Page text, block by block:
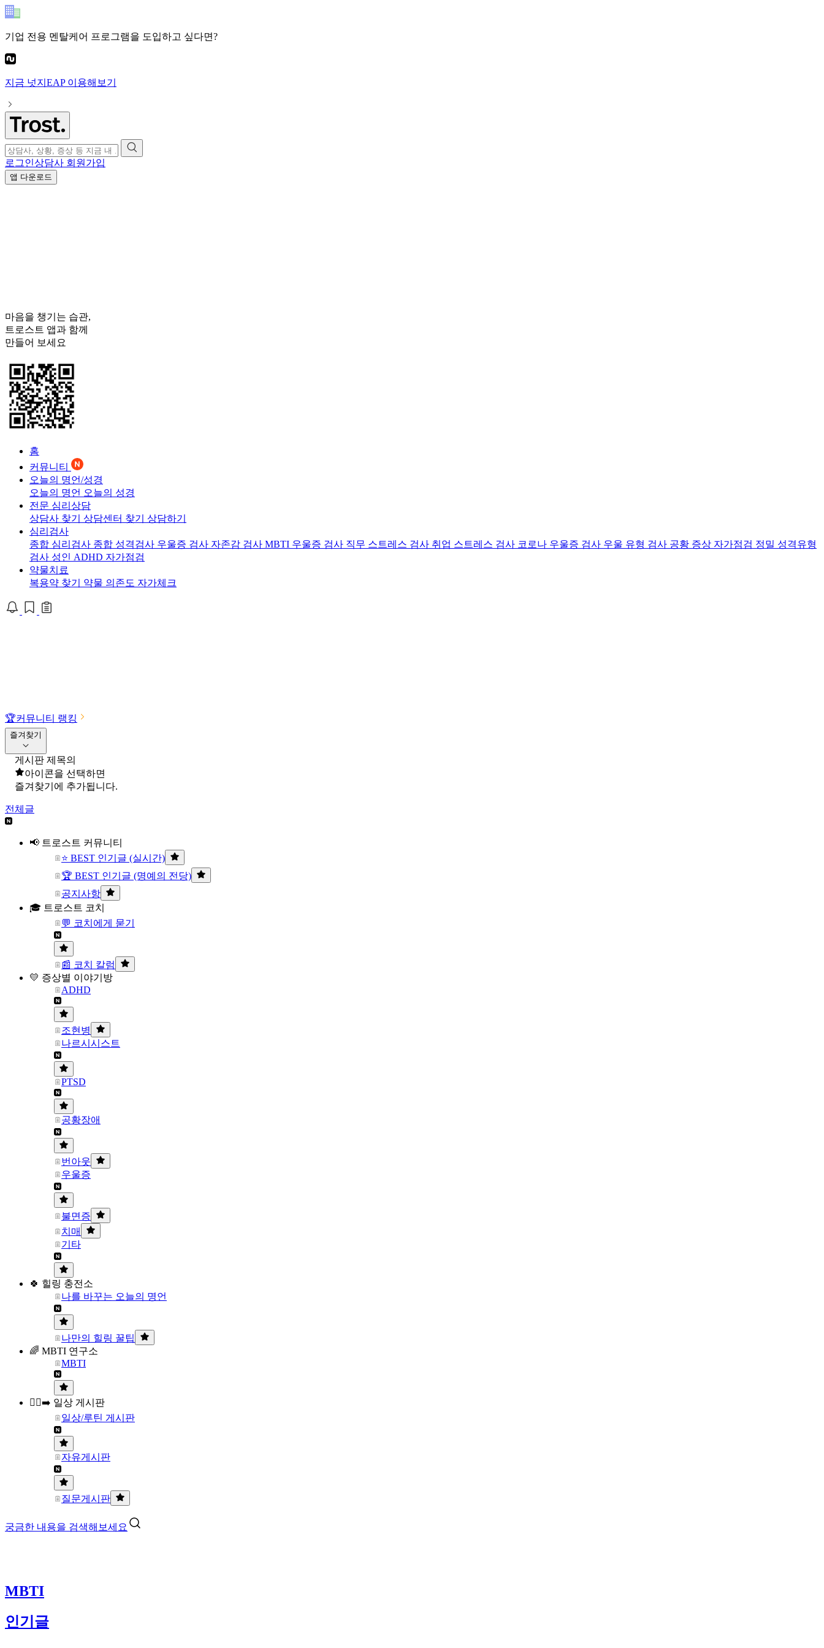
기업 전용 멘탈케어 프로그램을 도입하고 싶다면?
지금 넛지EAP이용해보기
로그인상담사 회원가입
앱 다운로드
마음을 챙기는 습관,
트로스트 앱과 함께
만들어 보세요
홈
커뮤니티
오늘의 명언/성경
오늘의 명언 오늘의 성경
전문 심리상담
상담사 찾기 상담센터 찾기 상담하기
심리검사
종합 심리검사 종합 성격검사 우울증 검사 자존감 검사 MBTI 우울증 검사 직무 스트레스 검사 취업 스트레스 검사 코로나 우울증 검사 우울 유형 검사 공황 증상 자가점검 정밀 성격유형
검사 성인 ADHD 자가점검
약물치료
복용약 찾기 약물 의존도 자가체크
🏆커뮤니티 랭킹
즐겨찾기
게시판 제목의
아이콘을 선택하면
즐겨찾기에 추가됩니다.
전체글
📢 트로스트 커뮤니티
⭐ BEST 인기글 (실시간)
🏆 BEST 인기글 (명예의 전당)
공지사항
🎓 트로스트 코치
💬 코치에게 묻기
📰 코치 칼럼
💛 증상별 이야기방
ADHD
조현병
나르시시스트
PTSD
공황장애
번아웃
우울증
불면증
치매
기타
🍀 힐링 충전소
나를 바꾸는 오늘의 명언
나만의 힐링 꿀팁
🌈 MBTI 연구소
MBTI
🏃‍♀️‍➡️ 일상 게시판
일상/루틴 게시판
자유게시판
질문게시판
궁금한 내용을 검색해보세요
MBTI
인기글